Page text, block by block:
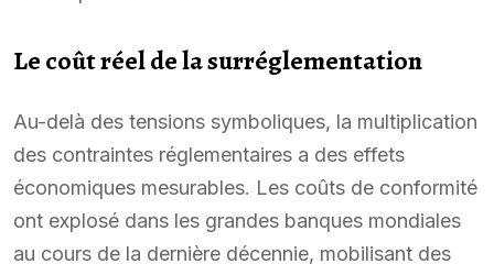
Le coût réel de la surréglementation
Au-delà des tensions symboliques, la multiplication
des contraintes réglementaires a des effets
économiques mesurables. Les coûts de conformité
ont explosé dans les grandes banques mondiales
au cours de la dernière décennie, mobilisant des